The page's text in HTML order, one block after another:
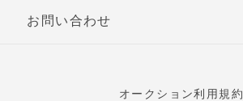
お問い合わせ
オークション利用規約